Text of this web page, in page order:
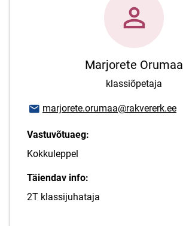
Marjorete Orumaa
klassiõpetaja
E-posti aadress
marjorete.orumaa@rakvererk.ee
Vastuvõtuaeg:
Kokkuleppel
Täiendav info:
2T klassijuhataja